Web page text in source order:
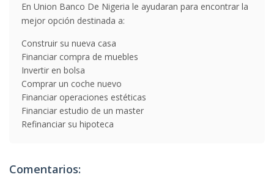
En Union Banco De Nigeria le ayudaran para encontrar la
mejor opción destinada a:
Construir su nueva casa
Financiar compra de muebles
Invertir en bolsa
Comprar un coche nuevo
Financiar operaciones estéticas
Financiar estudio de un master
Refinanciar su hipoteca
Comentarios: